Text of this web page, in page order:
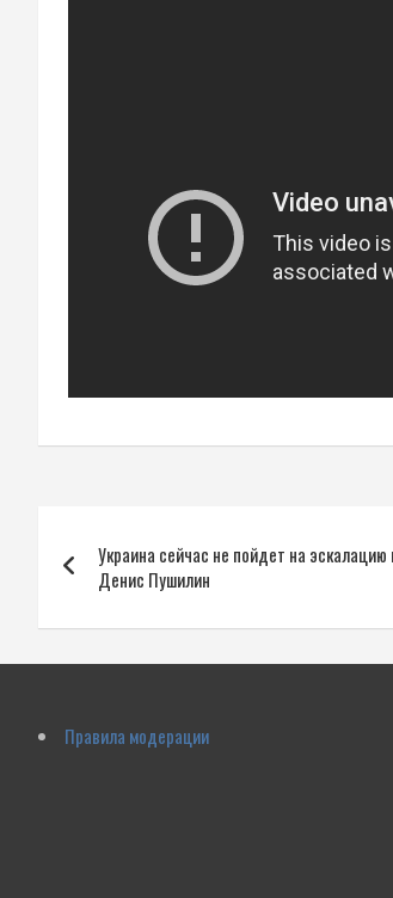
по
записям
Украина сейчас не пойдет на
Денис Пушилин
Правила модерации